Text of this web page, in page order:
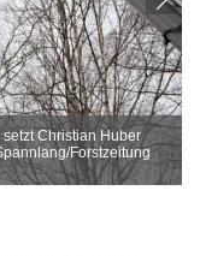
Christian Huber
Forstzeitung